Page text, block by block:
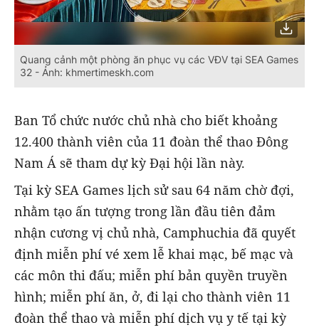
Quang cảnh một phòng ăn phục vụ các VĐV tại SEA Games
32 - Ảnh: khmertimeskh.com
Ban Tổ chức nước chủ nhà cho biết khoảng
12.400 thành viên của 11 đoàn thể thao Đông
Nam Á sẽ tham dự kỳ Đại hội lần này.
Tại kỳ SEA Games lịch sử sau 64 năm chờ đợi,
nhằm tạo ấn tượng trong lần đầu tiên đảm
nhận cương vị chủ nhà, Camphuchia đã quyết
định miễn phí vé xem lễ khai mạc, bế mạc và
các môn thi đấu; miễn phí bản quyền truyền
hình; miễn phí ăn, ở, đi lại cho thành viên 11
đoàn thể thao và miễn phí dịch vụ y tế tại kỳ